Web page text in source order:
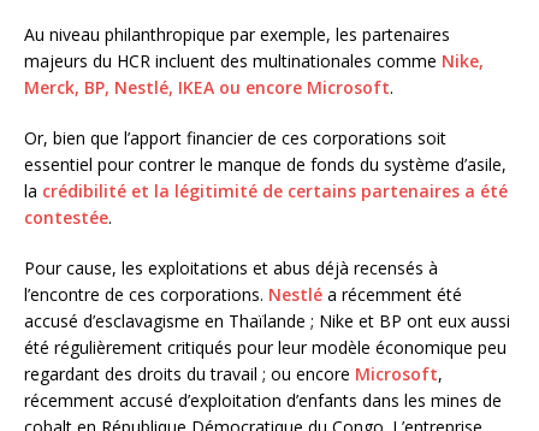
Au niveau philanthropique par exemple, les partenaires
majeurs du HCR incluent des multinationales comme Nike,
Merck, BP, Nestlé, IKEA ou encore Microsoft.
Or, bien que l’apport financier de ces corporations soit
essentiel pour contrer le manque de fonds du système d’asile,
la crédibilité et la légitimité de certains partenaires a été
contestée.
Pour cause, les exploitations et abus déjà recensés à
l’encontre de ces corporations. Nestlé a récemment été
accusé d’esclavagisme en Thaïlande ; Nike et BP ont eux aussi
été régulièrement critiqués pour leur modèle économique peu
regardant des droits du travail ; ou encore Microsoft,
récemment accusé d’exploitation d’enfants dans les mines de